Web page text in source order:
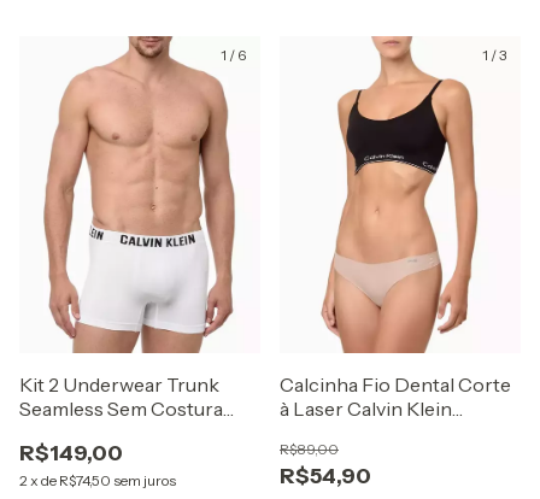
1 / 6
Kit 2 Underwear Trunk
Seamless Sem Costura
Multicolor
R$149,00
2 x de R$74,50 sem juros
1 /3
Calcinha Fio Dental Corte
à Laser Calvin Klein
R$54,90
R$89,00